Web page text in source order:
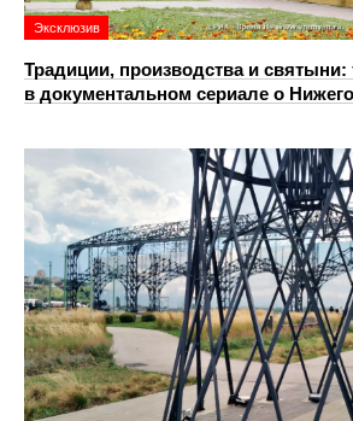
Эксклюзив
Традиции, производства и святыни:
в документальном сериале о